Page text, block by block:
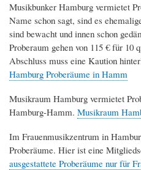
Musikbunker Hamburg vermietet
Name schon sagt, sind es
sind bewacht und innen schon
Proberaum gehen von 115 € für 10
Abschluss muss eine Kaution
Hamburg Proberäume in Hamm
Musikraum Hamburg vermietet
Hamburg-Hamm. Musikraum
Im Frauenmusikzentrum in
Proberäume. Hier ist eine
ausgestattete Proberäume nur für